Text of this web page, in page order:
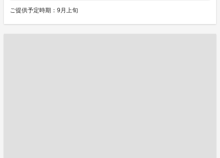
ご提供予定時期：9月上旬